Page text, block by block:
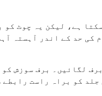
ہے، لیکن یہ چوٹ
حد کے اندر آہستہ
میں 15 سے 20 منٹ کے لیے متاثرہ
جلد کو براہ راست